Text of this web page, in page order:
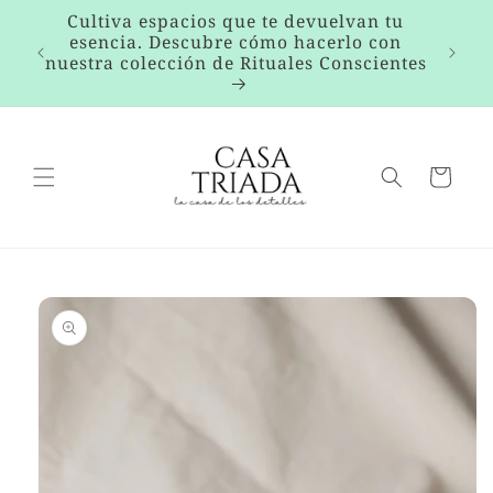
directamente
al contenido
Cultiva espacios que te devuelvan tu
esencia. Descubre cómo hacerlo con
nuestra colección de Rituales Conscientes
Carrito
directamente
información
del producto